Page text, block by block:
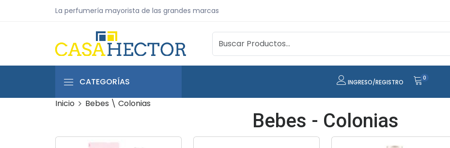
La perfumería mayorista de las grandes marcas
CATEGORÍAS INGRESO/REGISTRO
0
Inicio
Bebes \ Colonias
Bebes - Colonias